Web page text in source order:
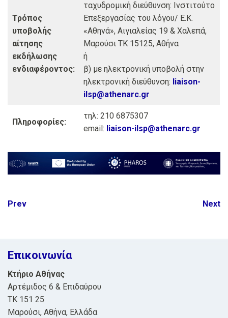
Τρόπος
υποβολής
αίτησης
εκδήλωσης
ενδιαφέροντος:
ταχυδρομική διεύθυνση: Ινστιτούτο
Επεξεργασίας του λόγου/ Ε.Κ.
«Αθηνά», Αιγιαλείας 19 & Χαλεπά,
Μαρούσι ΤΚ 15125, Αθήνα
ή
β) με ηλεκτρονική υποβολή στην
ηλεκτρονική διεύθυνση: liaison-
ilsp@athenarc.gr
Πληροφορίες:
τηλ: 210 6875307
email: liaison-ilsp@athenarc.gr
Post
Prev Next
Επικοινωνία
Κτήριο Αθήνας
Αρτέμιδος 6 & Επιδαύρου
ΤΚ 151 25
Μαρούσι, Αθήνα, Ελλάδα